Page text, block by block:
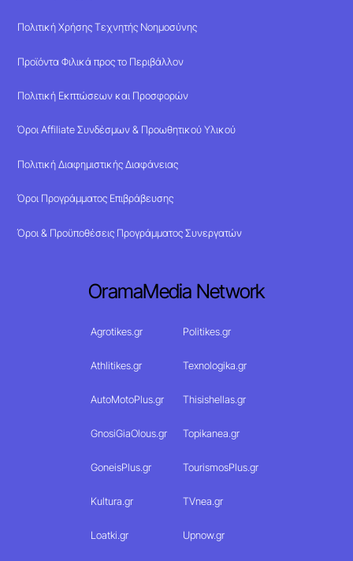
Πολιτική Χρήσης Τεχνητής Νοημοσύνης
Προϊόντα Φιλικά προς το Περιβάλλον
Πολιτική Εκπτώσεων και Προσφορών
Όροι Affiliate Συνδέσμων & Προωθητικού Υλικού
Πολιτική Διαφημιστικής Διαφάνειας
Όροι Προγράμματος Επιβράβευσης
Όροι & Προϋποθέσεις Προγράμματος Συνεργατών
OramaMedia Network
Agrotikes.gr Politikes.gr
Athlitikes.gr Texnologika.gr
AutoMotoPlus.gr Thisishellas.gr
GnosiGiaOlous.gr Topikanea.gr
GoneisPlus.gr TourismosPlus.gr
Kultura.gr TVnea.gr
Loatki.gr Upnow.gr